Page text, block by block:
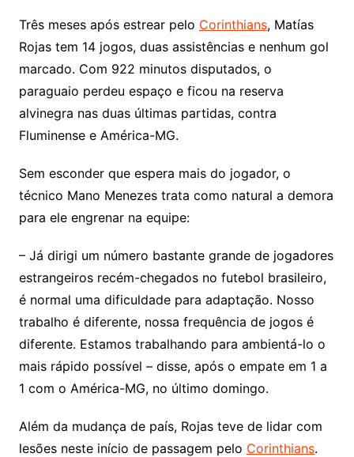
o
o
Três meses após estrear pelo Corinthians, Matías
Rojas tem 14 jogos, duas assistências e nenhum gol
marcado. Com 922 minutos disputados, o
paraguaio perdeu espaço e ficou na reserva
alvinegra nas duas últimas partidas, contra
Fluminense e América-MG.
Sem esconder que espera mais do jogador, o
técnico Mano Menezes trata como natural a demora
para ele engrenar na equipe:
– Já dirigi um número bastante grande de jogadores
estrangeiros recém-chegados no futebol brasileiro,
é normal uma dificuldade para adaptação. Nosso
trabalho é diferente, nossa frequência de jogos é
diferente. Estamos trabalhando para ambientá-lo o
mais rápido possível – disse, após o empate em 1 a
1 com o América-MG, no último domingo.
Além da mudança de país, Rojas teve de lidar com
lesões neste início de passagem pelo Corinthians.